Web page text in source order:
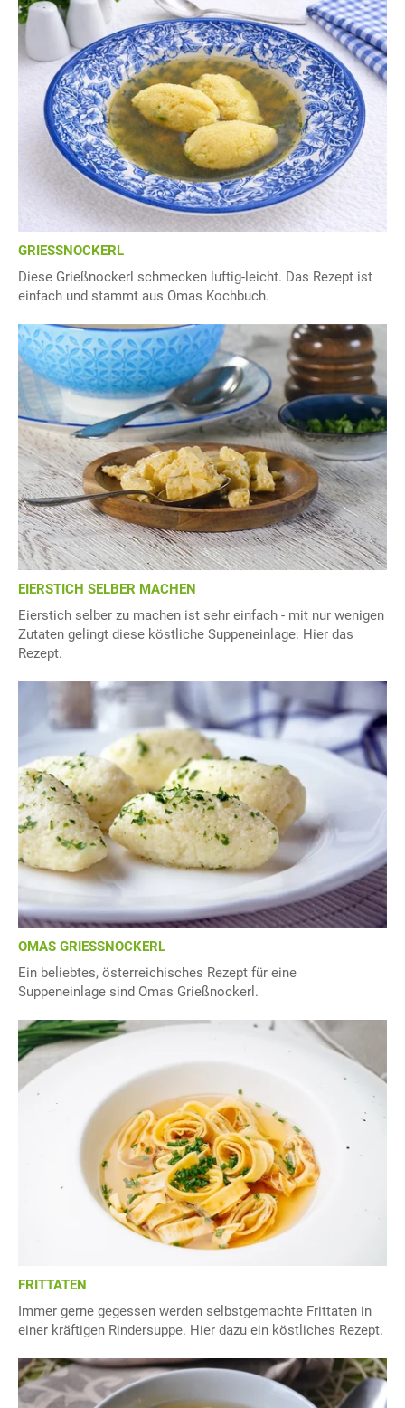
GRIESSNOCKERL
Diese Grießnockerl schmecken luftig-leicht. Das Rezept ist
einfach und stammt aus Omas Kochbuch.
EIERSTICH SELBER MACHEN
Eierstich selber zu machen ist sehr einfach - mit nur wenigen
Zutaten gelingt diese köstliche Suppeneinlage. Hier das
Rezept.
OMAS GRIESSNOCKERL
Ein beliebtes, österreichisches Rezept für eine
Suppeneinlage sind Omas Grießnockerl.
FRITTATEN
Immer gerne gegessen werden selbstgemachte Frittaten in
einer kräftigen Rindersuppe. Hier dazu ein köstliches Rezept.